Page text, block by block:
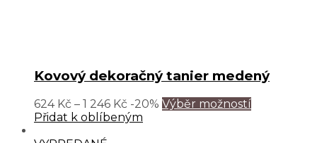
Kovový dekoračný tanier medený
624 Kč – 1 246 Kč -20% Výběr možností
Přidat k oblíbeným